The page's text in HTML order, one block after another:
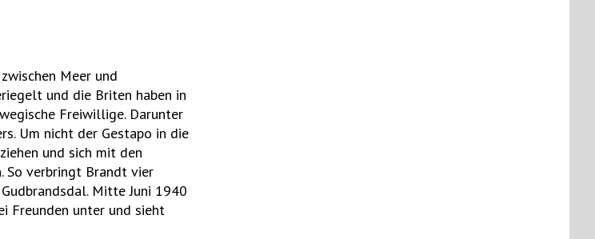
Meer und
und die Briten haben in
Freiwillige. Darunter
Um nicht der Gestapo in die
und sich mit den
So verbringt Brandt vier
Mitte Juni 1940
Freunden unter und sieht